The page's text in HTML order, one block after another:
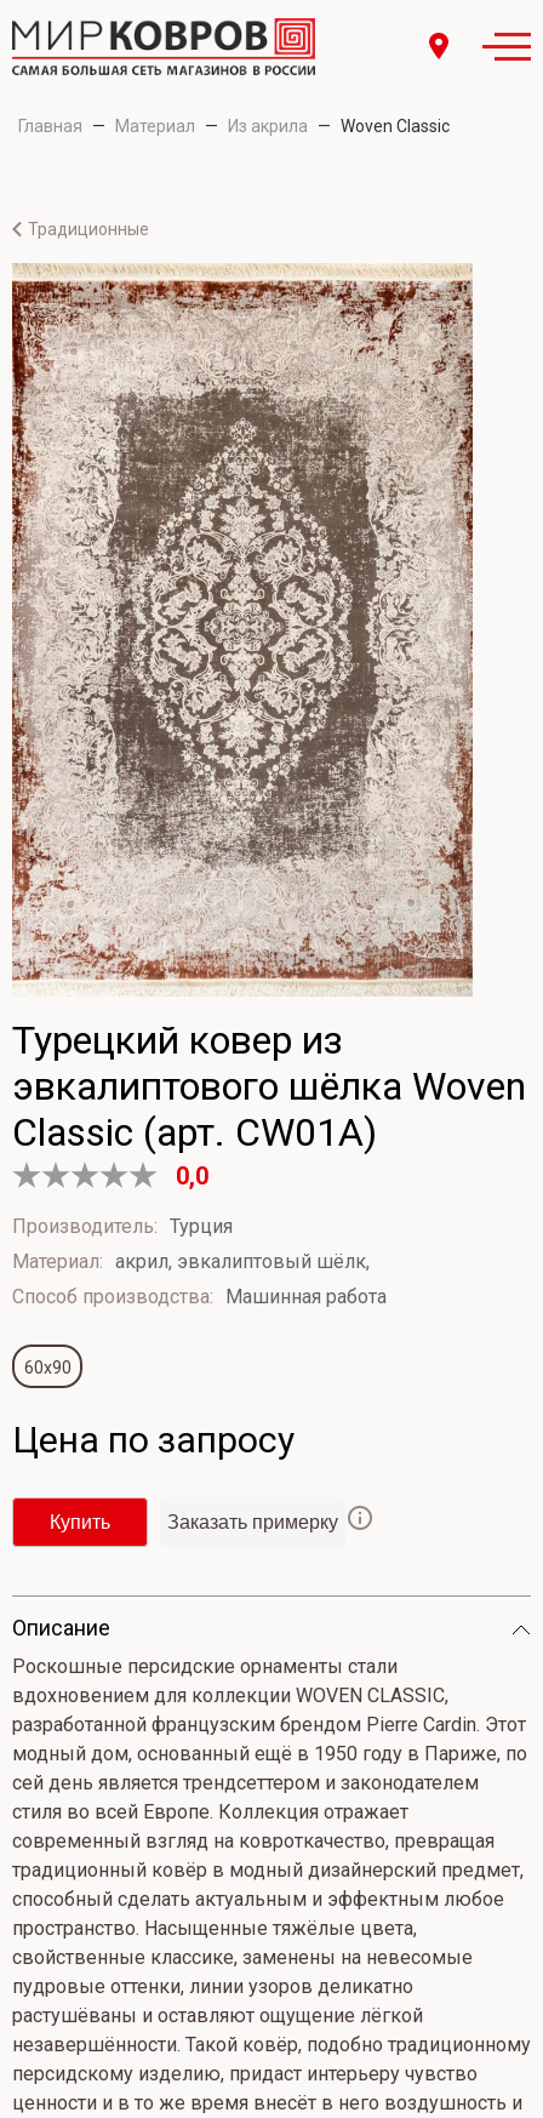
Главная — Материал — Из акрила — Woven Classic
Традиционные
Турецкий ковер из
эвкалиптового шёлка Woven
Classic (арт. CW01A)
0,0
Оценка
0
5
Производитель: Турция
Материал: акрил, эвкалиптовый шёлк,
Способ производства:
Машинная работа
60x90
Цена по запросу
Купить Заказать примерку
Опиcание
Роскошные персидские орнаменты стали
вдохновением для коллекции WOVEN CLASSIC,
разработанной французским брендом Pierre Cardin. Этот
модный дом, основанный ещё в 1950 году в Париже, по
сей день является трендсеттером и законодателем
стиля во всей Европе. Коллекция отражает
современный взгляд на ковроткачество, превращая
традиционный ковёр в модный дизайнерский предмет,
способный сделать актуальным и эффектным любое
пространство. Насыщенные тяжёлые цвета,
свойственные классике, заменены на невесомые
пудровые оттенки, линии узоров деликатно
растушёваны и оставляют ощущение лёгкой
незавершённости. Такой ковёр, подобно традиционному
персидскому изделию, придаст интерьеру чувство
ценности и в то же время внесёт в него воздушность и